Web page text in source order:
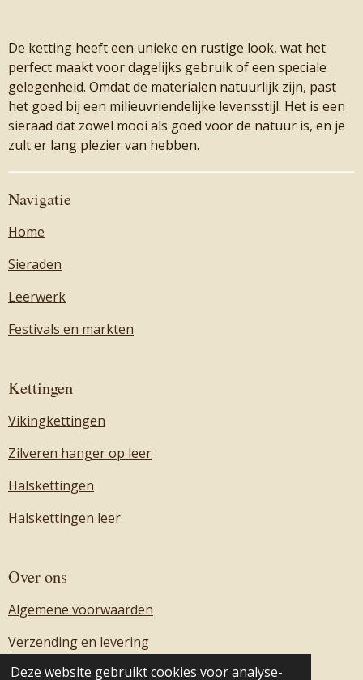
Deze website gebruikt cookies voor analyse-
De ketting heeft een unieke en rustige look, wat het
perfect maakt voor dagelijks gebruik of een speciale
gelegenheid. Omdat de materialen natuurlijk zijn, past
het goed bij een milieuvriendelijke levensstijl. Het is een
sieraad dat zowel mooi als goed voor de natuur is, en je
zult er lang plezier van hebben.
Navigatie
Home
Sieraden
Leerwerk
Festivals en markten
Kettingen
Vikingkettingen
Zilveren hanger op leer
Halskettingen
Halskettingen leer
Over ons
Algemene voorwaarden
Verzending en levering
Over ons